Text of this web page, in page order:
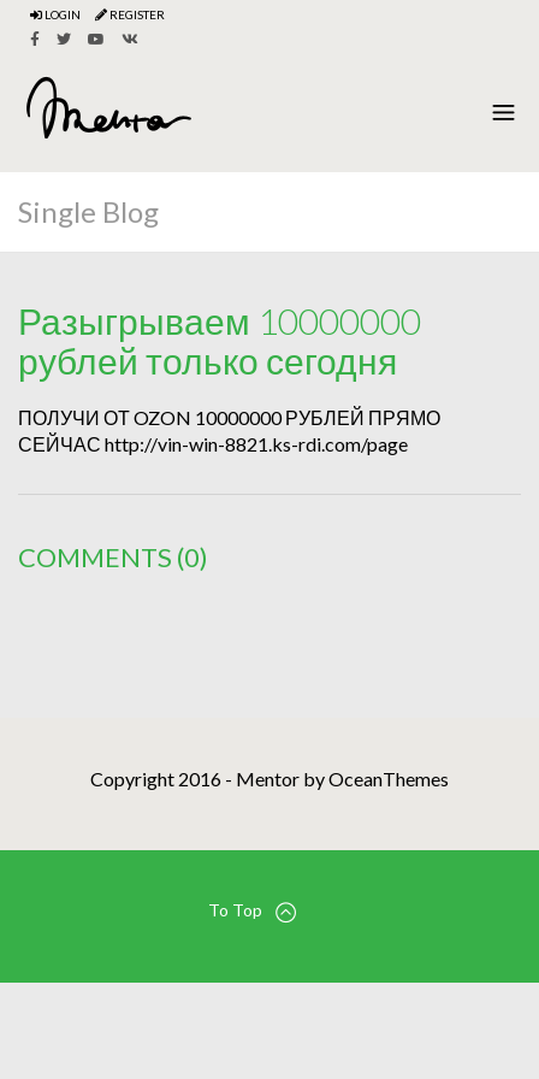
LOGIN REGISTER
Single Blog
Разыгрываем 10000000
рублей только сегодня
ПОЛУЧИ ОТ OZON 10000000 РУБЛЕЙ ПРЯМО
СЕЙЧАС http://vin-win-8821.ks-rdi.com/page
COMMENTS (0)
Copyright 2016 - Mentor by OceanThemes
To Top